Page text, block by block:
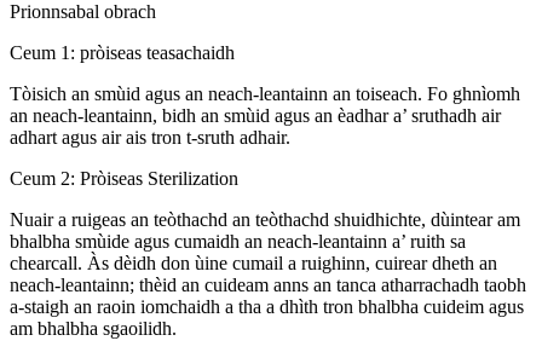
Prionnsabal obrach
Ceum 1: pròiseas teasachaidh
Tòisich an smùid agus an neach-leantainn an toiseach. Fo ghnìomh
an neach-leantainn, bidh an smùid agus an èadhar a’ sruthadh air
adhart agus air ais tron ​​​​​​t-sruth adhair.
Ceum 2: Pròiseas Sterilization
Nuair a ruigeas an teòthachd an teòthachd shuidhichte, dùintear am
bhalbha smùide agus cumaidh an neach-leantainn a’ ruith sa
chearcall. Às dèidh don ùine cumail a ruighinn, cuirear dheth an
neach-leantainn; thèid an cuideam anns an tanca atharrachadh taobh
a-staigh an raoin iomchaidh a tha a dhìth tron ​​bhalbha cuideim agus
am bhalbha sgaoilidh.